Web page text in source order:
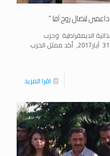
لنضال روج آفا “
الديمقراطية وحزب
اقرا المزيد